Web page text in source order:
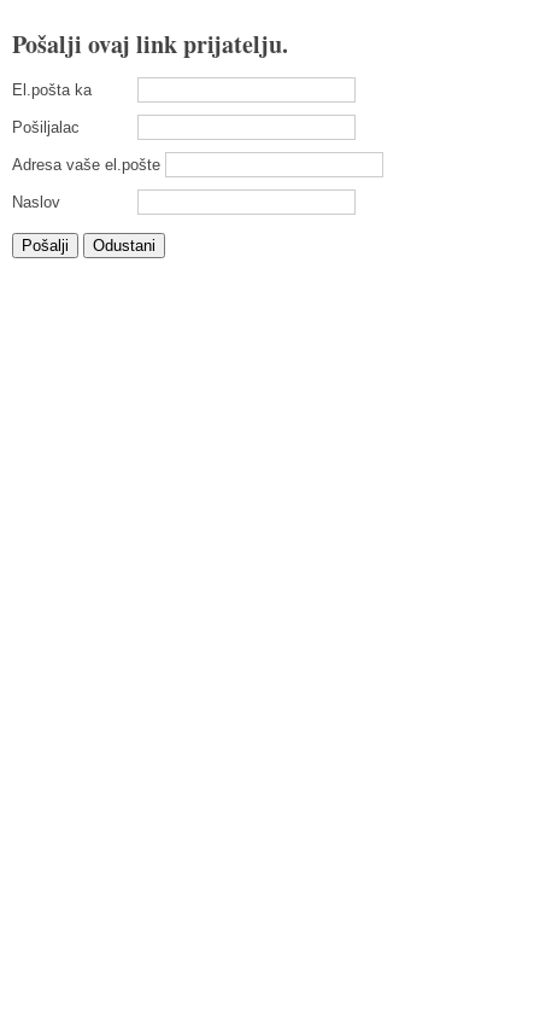
Pošalji ovaj link prijatelju.
El.pošta ka
Pošiljalac
Adresa vaše el.pošte
Naslov
Pošalji Odustani